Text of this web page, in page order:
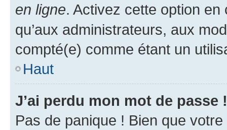
en ligne. Activez cette option
qu’aux administrateurs, aux
compté(e) comme étant un
Haut
J’ai perdu mon mot de passe !
Pas de panique ! Bien que